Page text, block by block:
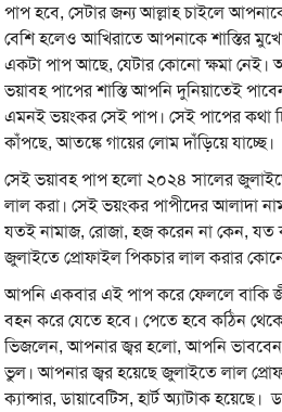
পাপ হবে, সেটার জন্য আল্লাহ চাইলে
বেশি হলেও আখিরাতে আপনাকে শাস্তির
একটা পাপ আছে, যেটার কোনো ক্ষমা নেই।
ভয়াবহ পাপের শাস্তি আপনি দুনিয়াতেই
এমনই ভয়ংকর সেই পাপ। সেই পাপের কথা
কাঁপছে, আতঙ্কে গায়ের লোম দাঁড়িয়ে যাচ্ছে।
সেই ভয়াবহ পাপ হলো ২০২৪ সালের
লাল করা। সেই ভয়ংকর পাপীদের আলাদা
যতই নামাজ, রোজা, হজ করেন না কেন, যত
জুলাইতে প্রোফাইল পিকচার লাল করার
আপনি একবার এই পাপ করে ফেললে বাকি
বহন করে যেতে হবে। পেতে হবে কঠিন
ভিজলেন, আপনার জ্বর হলো, আপনি ভাববেন
ভুল। আপনার জ্বর হয়েছে জুলাইতে লাল
ক্যান্সার, ডায়াবেটিস, হার্ট অ্যাটাক